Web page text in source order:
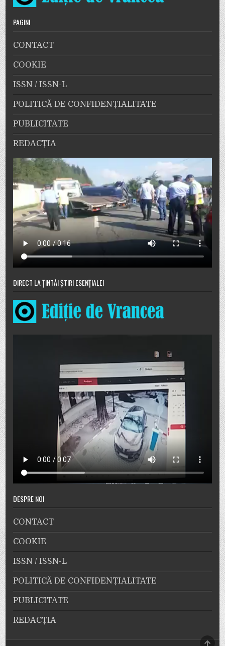
PAGINI
CONTACT
COOKIE
ISSN / ISSN-L
POLITICĂ DE CONFIDENȚIALITATE
PUBLICITATE
REDACȚIA
DIRECT LA ȚINTĂ! ȘTIRI ESENȚIALE!
DESPRE NOI
CONTACT
COOKIE
ISSN / ISSN-L
POLITICĂ DE CONFIDENȚIALITATE
PUBLICITATE
REDACȚIA